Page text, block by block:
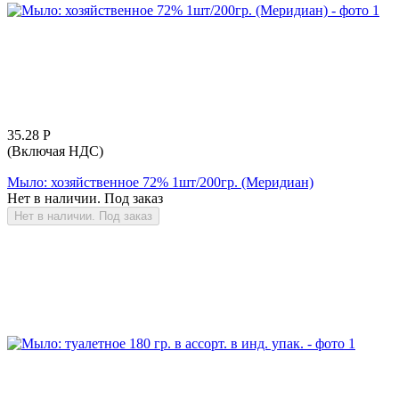
35.28 Р
(Включая НДС)
Мыло: хозяйственное 72% 1шт/200гр. (Меридиан)
Нет в наличии. Под заказ
Нет в наличии. Под заказ